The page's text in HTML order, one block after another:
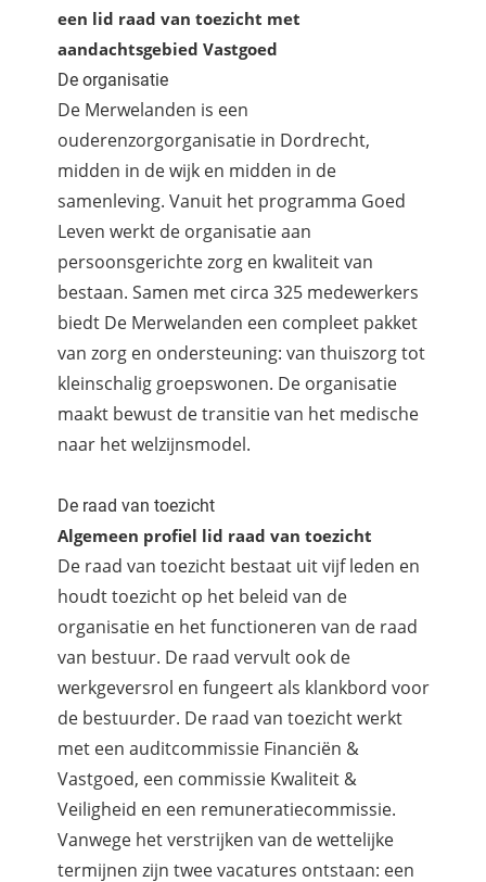
een lid raad van toezicht met
aandachtsgebied Vastgoed
De organisatie
De Merwelanden is een
ouderenzorgorganisatie in Dordrecht,
midden in de wijk en midden in de
samenleving. Vanuit het programma Goed
Leven werkt de organisatie aan
persoonsgerichte zorg en kwaliteit van
bestaan. Samen met circa 325 medewerkers
biedt De Merwelanden een compleet pakket
van zorg en ondersteuning: van thuiszorg tot
kleinschalig groepswonen. De organisatie
maakt bewust de transitie van het medische
naar het welzijnsmodel.
De raad van toezicht
Algemeen profiel lid raad van toezicht
De raad van toezicht bestaat uit vijf leden en
houdt toezicht op het beleid van de
organisatie en het functioneren van de raad
van bestuur. De raad vervult ook de
werkgeversrol en fungeert als klankbord voor
de bestuurder. De raad van toezicht werkt
met een auditcommissie Financiën &
Vastgoed, een commissie Kwaliteit &
Veiligheid en een remuneratiecommissie.
Vanwege het verstrijken van de wettelijke
termijnen zijn twee vacatures ontstaan: een